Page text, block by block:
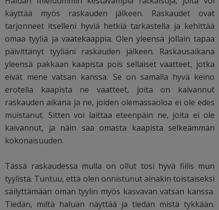
käyttää myös raskauden jälkeen. Raskaudet ovat
tarjonneet itselleni hyviä hetkiä tarkastella ja kehittää
omaa tyyliä ja vaatekaappia. Olen yleensä jollain tapaa
päivittänyt tyyliäni raskauden jälkeen. Raskausaikana
yleensä pakkaan kaapista pois sellaiset vaatteet, jotka
eivät mene vatsan kanssa. Se on samalla hyvä keino
erotella kaapista ne vaatteet, joita on kaivannut
raskauden aikana ja ne, joiden olemassaoloa ei ole edes
muistanut. Sitten voi laittaa eteenpäin ne, joita ei ole
kaivannut, ja näin saa omasta kaapista selkeämmän
kokonaisuuden.
Tässä raskaudessa mulla on ollut tosi hyvä fiilis mun
tyylistä. Tuntuu, että olen onnistunut ainakin toistaiseksi
säilyttämään oman tyylin myös kasvavan vatsan kanssa.
Tiedän, miltä haluan näyttää ja tiedän mistä tykkään.